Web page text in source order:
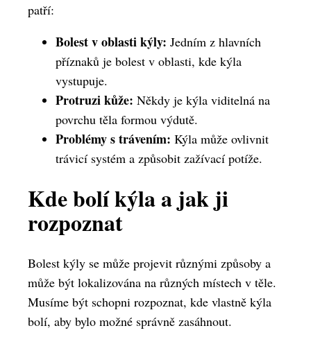
patří:
Bolest v oblasti kýly: Jedním z hlavních
příznaků je bolest v oblasti, kde kýla
vystupuje.
Protruzi kůže: Někdy je kýla viditelná na
povrchu těla formou výdutě.
Problémy s trávením: Kýla může ovlivnit
trávicí systém a způsobit zažívací potíže.
Kde bolí kýla a jak ji
rozpoznat
Bolest kýly se může projevit různými způsoby a
může být lokalizována na různých místech v těle.
Musíme být schopni rozpoznat, kde vlastně kýla
bolí, aby bylo možné správně zasáhnout.